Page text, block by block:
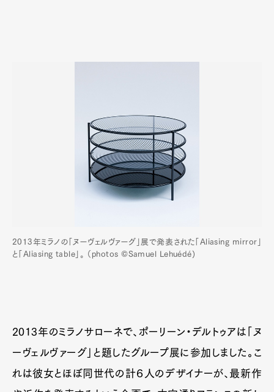
ProductCultureLifestyle
2013年ミラノの「ヌーヴェルヴァーグ」展で発表された「Aliasing mirror」
と「Aliasing table」。 （photos ©Samuel Lehuédé)
2013年のミラノサローネで、ポーリーン・デルトゥアは「ヌ
ーヴェルヴァーグ」と題したグループ展に参加しました。こ
れは彼女とほぼ同世代の計６人のデザイナーが、最新作